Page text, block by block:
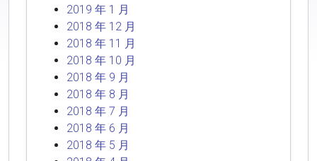
2019 年 1 月
2018 年 12 月
2018 年 11 月
2018 年 10 月
2018 年 9 月
2018 年 8 月
2018 年 7 月
2018 年 6 月
2018 年 5 月